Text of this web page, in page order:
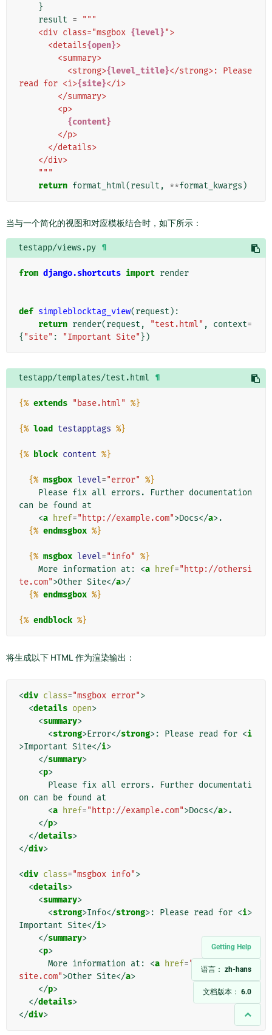
Getting Help
语言： zh-hans
文档版本： 6.0
}
result =
"""
    <div class="msgbox
{level}">
      <details
{open}>
        <summary>
          <strong>
{level_title}</strong>: Please
read for <i>{site}</i>
        </summary>
        <p>
{content}
        </p>
      </details>
    </div>
    """
return format_html(result , **format_kwargs )
当与一个简化的视图和对应模板结合时，如下所示：
testapp/views.py ¶
from django.shortcuts import render
def simpleblocktag_view(request ):
return render(request , "test.html" , context=
{ "site" : "Important Site" })
testapp/templates/test.html ¶
{% extends "base.html" %}
{% load testapptags %}
{% block content %}
{% msgbox level="error" %}
can be found at
<a href="http://example.com">Docs</a>.
{% endmsgbox %}
{% msgbox level="info" %}
    More information at:
<a href="http://othersi
te.com">Other Site</a>/
{% endmsgbox %}
{% endblock %}
将生成以下 HTML 作为渲染输出：
<div class="msgbox error">
<details open>
<summary>
<strong>Error</strong>: Please read for <i
>Important Site</i>
</summary>
<p>
on can be found at
<a href="http://example.com">Docs</a>.
</p>
</details>
</div>
<div class="msgbox info">
<details>
<summary>
<strong>Info</strong>: Please read for <i>
Important Site</i>
</summary>
<p>
      More information at:
<a href="http://other
site.com">Other Site</a>
</p>
</details>
</div>